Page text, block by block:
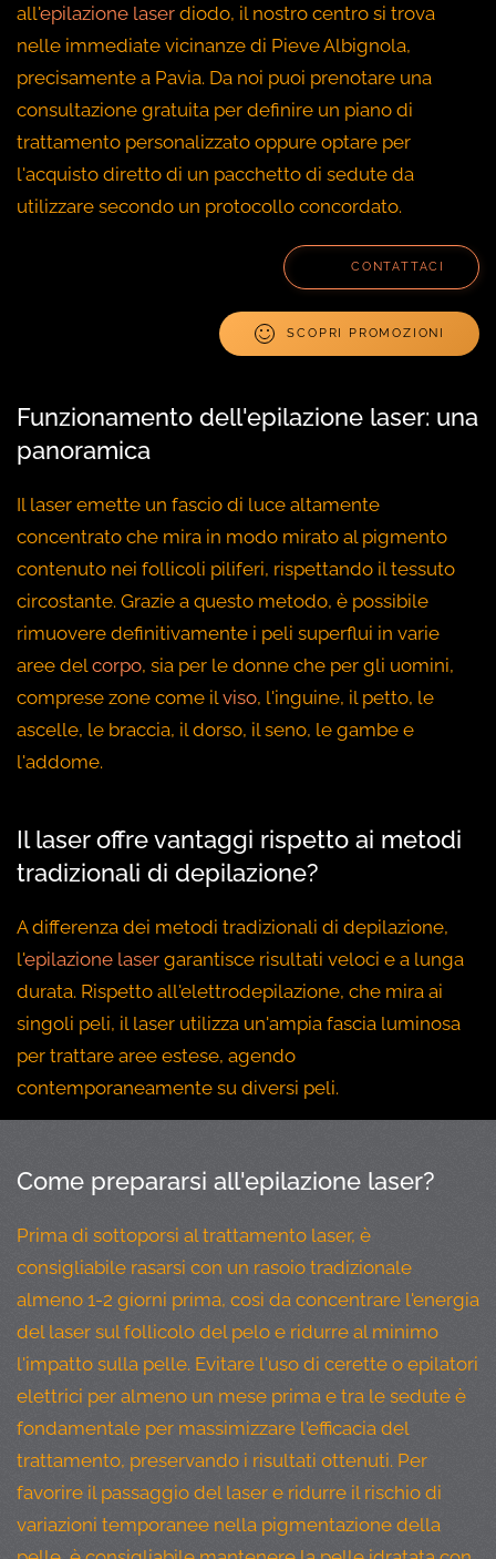
all'epilazione laser diodo, il nostro centro si trova
nelle immediate vicinanze di Pieve Albignola,
precisamente a Pavia. Da noi puoi prenotare una
consultazione gratuita per definire un piano di
trattamento personalizzato oppure optare per
l'acquisto diretto di un pacchetto di sedute da
utilizzare secondo un protocollo concordato.
CONTATTACI
SCOPRI PROMOZIONI
Funzionamento dell'epilazione laser: una
panoramica
Il laser emette un fascio di luce altamente
concentrato che mira in modo mirato al pigmento
contenuto nei follicoli piliferi, rispettando il tessuto
circostante. Grazie a questo metodo, è possibile
rimuovere definitivamente i peli superflui in varie
aree del corpo, sia per le donne che per gli uomini,
comprese zone come il viso, l'inguine, il petto, le
ascelle, le braccia, il dorso, il seno, le gambe e
l'addome.
Il laser offre vantaggi rispetto ai metodi
tradizionali di depilazione?
A differenza dei metodi tradizionali di depilazione,
l'epilazione laser garantisce risultati veloci e a lunga
durata. Rispetto all'elettrodepilazione, che mira ai
singoli peli, il laser utilizza un'ampia fascia luminosa
per trattare aree estese, agendo
contemporaneamente su diversi peli.
Come prepararsi all'epilazione laser?
Prima di sottoporsi al trattamento laser, è
consigliabile rasarsi con un rasoio tradizionale
almeno 1-2 giorni prima, così da concentrare l'energia
del laser sul follicolo del pelo e ridurre al minimo
l'impatto sulla pelle. Evitare l'uso di cerette o epilatori
elettrici per almeno un mese prima e tra le sedute è
fondamentale per massimizzare l'efficacia del
trattamento, preservando i risultati ottenuti. Per
favorire il passaggio del laser e ridurre il rischio di
variazioni temporanee nella pigmentazione della